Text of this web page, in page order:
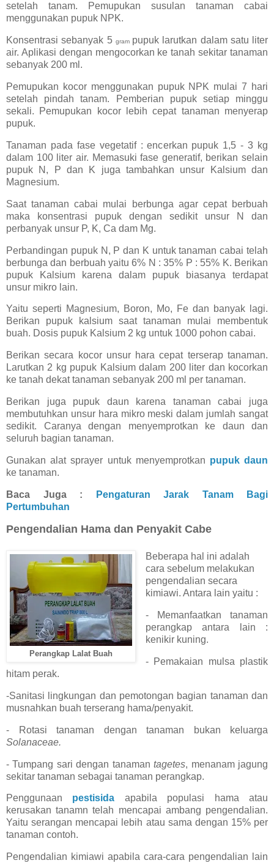
setelah tanam. Pemupukan susulan tanaman cabai
menggunakan pupuk NPK.
Konsentrasi sebanyak 5 gram pupuk larutkan dalam satu liter
air. Aplikasi dengan mengocorkan ke tanah sekitar tanaman
sebanyak 200 ml.
Pemupukan kocor menggunakan pupuk NPK mulai 7 hari
setelah pindah tanam. Pemberian pupuk setiap minggu
sekali. Pemupukan kocor lebih cepat tanaman menyerap
pupuk.
Tanaman pada fase vegetatif : encerkan pupuk 1,5 - 3 kg
dalam 100 liter air. Memasuki fase generatif, berikan selain
pupuk N, P dan K juga tambahkan unsur Kalsium dan
Magnesium.
Saat tanaman cabai mulai berbunga agar cepat berbuah
maka konsentrasi pupuk dengan sedikit unsur N dan
perbanyak unsur P, K, Ca dam Mg.
Perbandingan pupuk N, P dan K untuk tanaman cabai telah
berbunga dan berbuah yaitu 6% N : 35% P : 55% K. Berikan
pupuk Kalsium karena dalam pupuk biasanya terdapat
unsur mikro lain.
Yaitu seperti Magnesium, Boron, Mo, Fe dan banyak lagi.
Berikan pupuk kalsium saat tanaman mulai membentuk
buah. Dosis pupuk Kalsium 2 kg untuk 1000 pohon cabai.
Berikan secara kocor unsur hara cepat terserap tanaman.
Larutkan 2 kg pupuk Kalsium dalam 200 liter dan kocorkan
ke tanah dekat tanaman sebanyak 200 ml per tanaman.
Berikan juga pupuk daun karena tanaman cabai juga
membutuhkan unsur hara mikro meski dalam jumlah sangat
sedikit. Caranya dengan menyemprotkan ke daun dan
seluruh bagian tanaman.
Gunakan alat sprayer untuk menyemprotkan pupuk daun
ke tanaman.
Baca Juga :
Pengaturan Jarak Tanam Bagi
Pertumbuhan
Pengendalian Hama dan Penyakit Cabe
Perangkap Lalat Buah
Beberapa hal ini adalah
cara sebelum melakukan
pengendalian secara
kimiawi. Antara lain yaitu :
- Memanfaatkan tanaman
perangkap antara lain :
kenikir kuning.
- Pemakaian mulsa plastik
hitam perak.
-Sanitasi lingkungan dan pemotongan bagian tanaman dan
musnahkan buah terserang hama/penyakit.
- Rotasi tanaman dengan tanaman bukan keluarga
Solanaceae.
- Tumpang sari dengan tanamantagetes, menanam jagung
sekitar tanaman sebagai tanaman perangkap.
Penggunaan pestisida apabila populasi hama atau
kerusakan tanamn telah mencapai ambang pengendalian.
Yaitu serangan mencapai lebih atau sama dengan 15% per
tanaman contoh.
Pengendalian kimiawi apabila cara-cara pengendalian lain